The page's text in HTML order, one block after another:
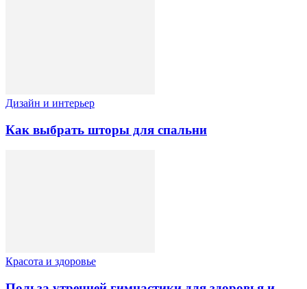
Дизайн и интерьер
Как выбрать шторы для спальни
Красота и здоровье